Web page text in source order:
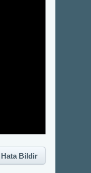
Hata Bildir